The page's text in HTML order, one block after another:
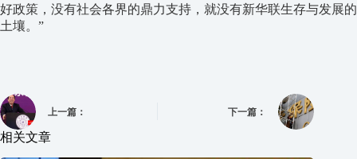
好政策，没有社会各界的鼎力支持，就没有新华联生存与发展的
土壤。”
上一篇： 下一篇：
相关文章